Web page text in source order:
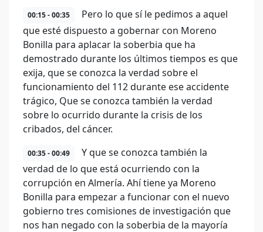
00:15 - 00:35
Pero lo que sí le pedimos a aquel
que esté dispuesto a gobernar con Moreno
Bonilla para aplacar la soberbia que ha
demostrado durante los últimos tiempos es que
exija, que se conozca la verdad sobre el
funcionamiento del 112 durante ese accidente
trágico, Que se conozca también la verdad
sobre lo ocurrido durante la crisis de los
cribados, del cáncer.
00:35 - 00:49
Y que se conozca también la
verdad de lo que está ocurriendo con la
corrupción en Almería. Ahí tiene ya Moreno
Bonilla para empezar a funcionar con el nuevo
gobierno tres comisiones de investigación que
nos han negado con la soberbia de la mayoría